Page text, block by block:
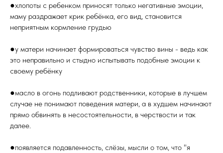
●хлопоты с ребенком приносят только негативные эмоции,
маму раздражает крик ребёнка, его вид, становится
неприятным кормление грудью
●у матери начинает формироваться чувство вины - ведь как
это неправильно и стыдно испытывать подобные эмоции к
своему ребёнку
●масло в огонь подливают родственники, которые в лучшем
случае не понимают поведения матери, а в худшем начинают
прямо обвинять в несостоятельности, в черствости и так
далее.
●появляется подавленность, слёзы, мысли о том, что "я